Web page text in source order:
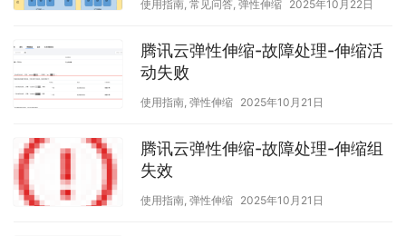
使用指南, 常见问答, 弹性伸缩 2025年10月22日
腾讯云弹性伸缩-故障处理-伸缩活
动失败
使用指南, 弹性伸缩 2025年10月21日
腾讯云弹性伸缩-故障处理-伸缩组
失效
使用指南, 弹性伸缩 2025年10月21日